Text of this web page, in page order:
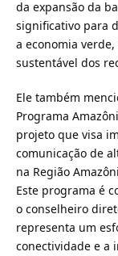
da expansão da
significativo para
a economia
sustentável dos
Ele também
Programa
projeto que visa
comunicação de
na Região
Este programa é
o conselheiro
representa um
conectividade e a